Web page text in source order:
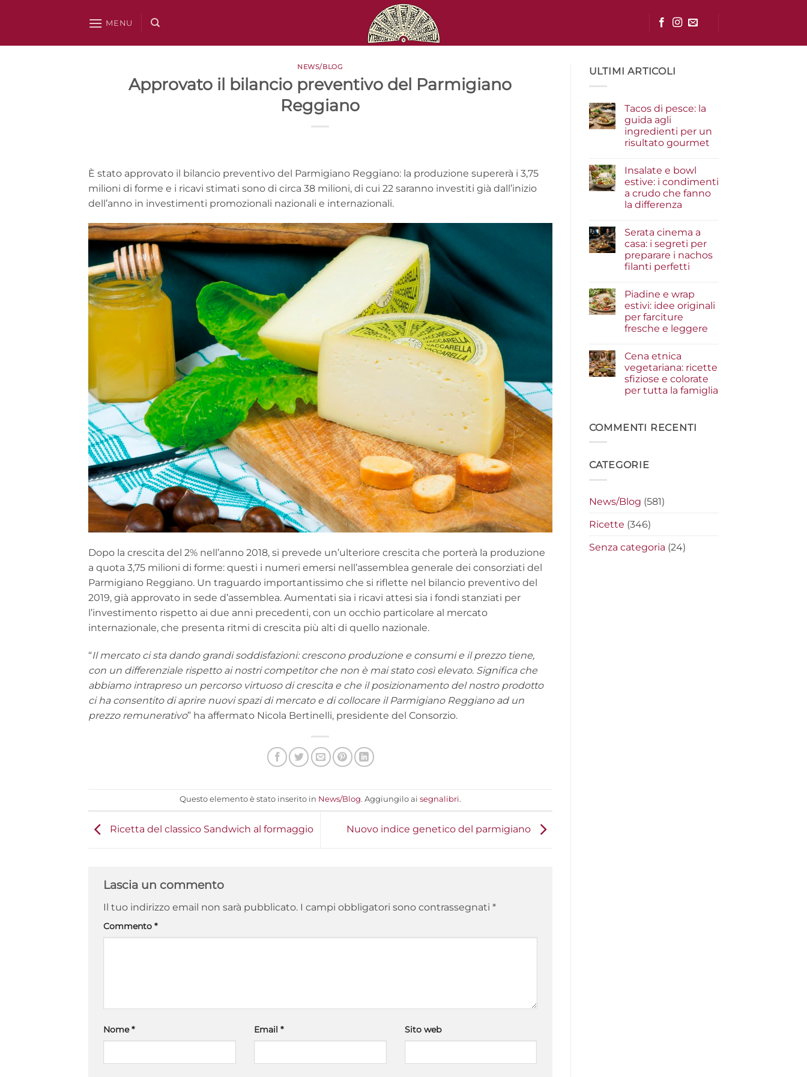
MENU
NEWS/BLOG
Approvato il bilancio preventivo del Parmigiano
Reggiano
È stato approvato il bilancio preventivo del Parmigiano Reggiano: la produzione supererà i 3,75
milioni di forme e i ricavi stimati sono di circa 38 milioni, di cui 22 saranno investiti già dall’inizio
dell’anno in investimenti promozionali nazionali e internazionali.
Dopo la crescita del 2% nell’anno 2018, si prevede un’ulteriore crescita che porterà la produzione
a quota 3,75 milioni di forme: questi i numeri emersi nell’assemblea generale dei consorziati del
Parmigiano Reggiano. Un traguardo importantissimo che si riflette nel bilancio preventivo del
2019, già approvato in sede d’assemblea. Aumentati sia i ricavi attesi sia i fondi stanziati per
l’investimento rispetto ai due anni precedenti, con un occhio particolare al mercato
internazionale, che presenta ritmi di crescita più alti di quello nazionale.
“Il mercato ci sta dando grandi soddisfazioni: crescono produzione e consumi e il prezzo tiene,
con un differenziale rispetto ai nostri competitor che non è mai stato così elevato. Significa che
abbiamo intrapreso un percorso virtuoso di crescita e che il posizionamento del nostro prodotto
ci ha consentito di aprire nuovi spazi di mercato e di collocare il Parmigiano Reggiano ad un
prezzo remunerativo” ha affermato Nicola Bertinelli, presidente del Consorzio.
Questo elemento è stato inserito in News/Blog. Aggiungilo ai segnalibri.
Ricetta del classico Sandwich al formaggio Nuovo indice genetico del parmigiano
Lascia un commento
Il tuo indirizzo email non sarà pubblicato. I campi obbligatori sono contrassegnati *
Commento *
Nome* Email * Sito web
ULTIMI ARTICOLI
Tacos di pesce: la
guida agli
ingredienti per un
risultato gourmet
su
Tacos
di
pesce:
la
guida
per
un
risultato
gourmet
Insalate e bowl
estive: i condimenti
a crudo che fanno
la differenza
su
e
bowl
estive:
crudo
che
fanno
la
differenza
Serata cinema a
casa: i segreti per
preparare i nachos
filanti perfetti
su
Serata
cinema
a
casa:
preparare
i
nachos
filanti
perfetti
Piadine e wrap
estivi: idee originali
per farciture
fresche e leggere
su
e
wrap
estivi:
idee
fresche
e
Cena etnica
vegetariana: ricette
sfiziose e colorate
per tutta la famiglia
Cena
etnica
e
famiglia
COMMENTI RECENTI
CATEGORIE
News/Blog (581)
Ricette (346)
Senza categoria (24)